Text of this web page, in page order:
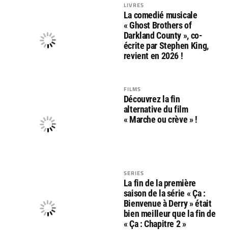
LIVRES
La comedié musicale
« Ghost Brothers of
Darkland County », co-
écrite par Stephen King,
revient en 2026 !
FILMS
Découvrez la fin
alternative du film
« Marche ou crève » !
SERIES
La fin de la première
saison de la série « Ça :
Bienvenue à Derry » était
bien meilleur que la fin de
« Ça : Chapitre 2 »